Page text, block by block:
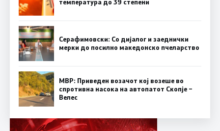
температура до 39 степени
Серафимовски: Со дијалог и заеднички
мерки до посилно македонско пчеларство
МВР: Приведен возачот кој возеше во
спротивна насока на автопатот Скопје –
Велес